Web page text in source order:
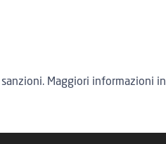
Maggiori informazioni in